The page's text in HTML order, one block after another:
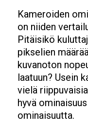
Kameroiden
on niiden
Pitäisikö
pikselien
kuvanoton
laatuun? Usein
vielä
hyvä
ominaisuutta.